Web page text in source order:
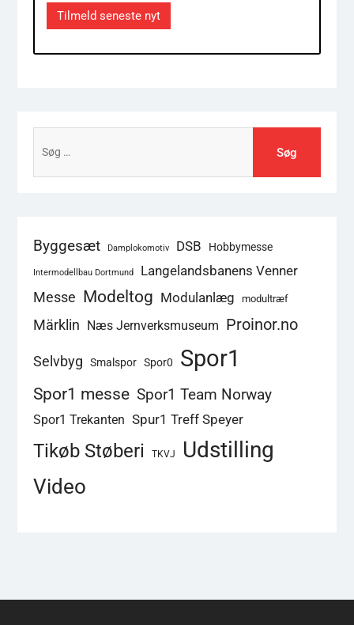
Tilmeld seneste nyt
efter:
Byggesæt Damplokomotiv DSB Hobbymesse
Intermodellbau Dortmund
Langelandsbanens Venner
Messe Modeltog Modulanlæg modultræf
Märklin Næs Jernverksmuseum Proinor.no
Selvbyg Smalspor Spor0 Spor1
Spor1 messe Spor1 Team Norway
Spor1 Trekanten Spur1 Treff Speyer
Tikøb Støberi TKVJ Udstilling
Video